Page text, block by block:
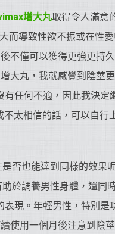
增大丸取得令人滿意
而導致性欲不振或在性
不僅可以獲得更強更持久
大丸，我就感覺到陰莖
任何不適，因此我決定
太相信的話，可以自行
否也能達到同樣的效果
於調養男性身體，還同
現。年輕男性，特別是
使用一個月後注意到陰